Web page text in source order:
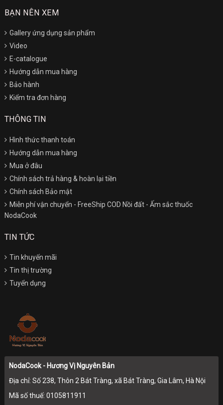
BẠN NÊN XEM
Gallery ứng dụng sản phẩm
Video
E-catalogue
Hướng dẫn mua hàng
Bảo hành
Kiểm tra đơn hàng
THÔNG TIN
Hình thức thanh toán
Hướng dẫn mua hàng
Mua ở đâu
Chính sách trả hàng & hoàn lại tiền
Chính sách Bảo mật
Miễn phí vận chuyển - FreeShip COD Nồi đất - Ấm sắc thuốc
NodaCook
TIN TỨC
Tin khuyến mãi
Tin thị trường
Tuyển dụng
NodaCook - Hương Vị Nguyên Bản
Địa chỉ: Số 238, Thôn 2 Bát Tràng, xã Bát Tràng, Gia Lâm, Hà Nội
Mã số thuế: 0105811911